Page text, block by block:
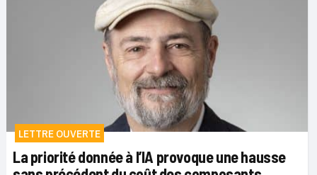
LETTRE OUVERTE
La priorité donnée à l’IA provoque une hausse